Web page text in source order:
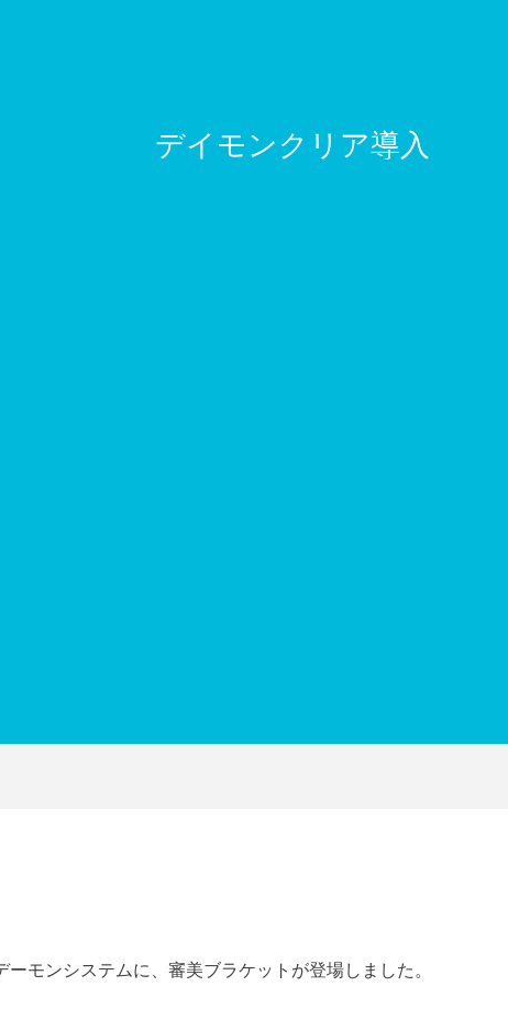
デイモンクリア導入
モンシステムに、審美ブラケットが登場しました。